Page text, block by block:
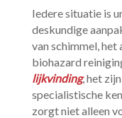
Iedere situatie is
deskundige
van schimmel, het
biohazard
lijkvinding, het
specialistische
zorgt niet alleen